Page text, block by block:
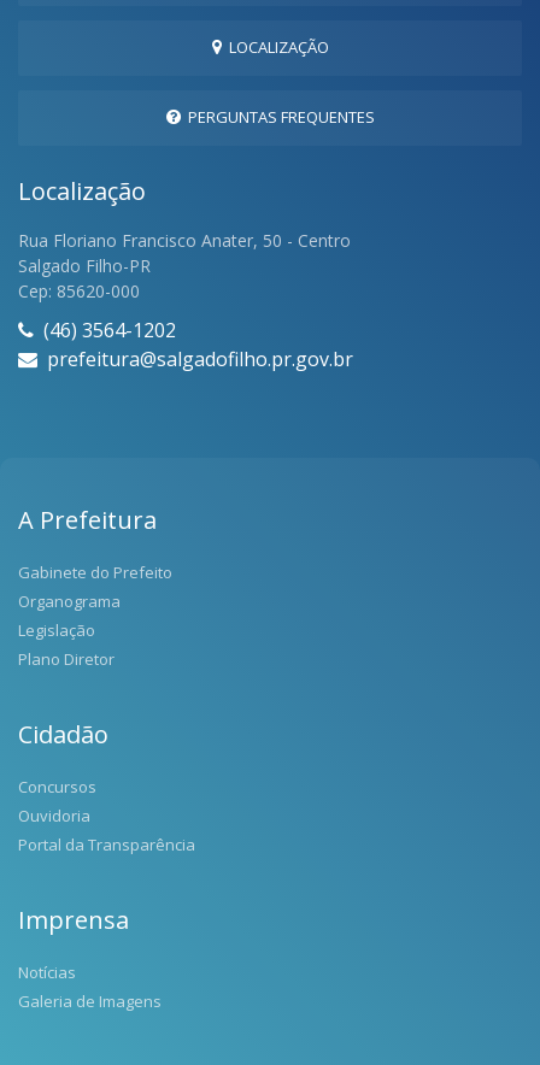
LOCALIZAÇÃO
PERGUNTAS FREQUENTES
Localização
Rua Floriano Francisco Anater, 50 - Centro
Salgado Filho-PR
Cep: 85620-000
(46) 3564-1202
prefeitura@salgadofilho.pr.gov.br
A Prefeitura
Gabinete do Prefeito
Organograma
Legislação
Plano Diretor
Cidadão
Concursos
Ouvidoria
Portal da Transparência
Imprensa
Notícias
Galeria de Imagens